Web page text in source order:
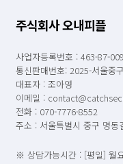
주식회사 오내피플
사업자등록번호 : 463-87-
통신판매번호: 2025-서울중
대표자 : 조아영
이메일 :
전화 : 070-7776-8552
주소 : 서울특별시 중구 명
※ 상담가능시간 : [평일] 월